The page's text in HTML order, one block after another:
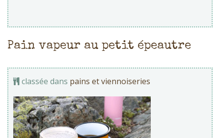
Pain vapeur au petit épeautre
classée dans pains et viennoiseries